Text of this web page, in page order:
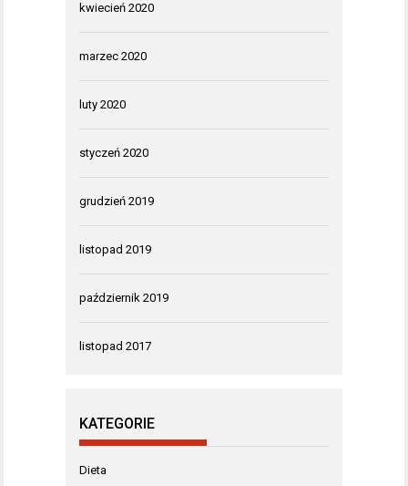
kwiecień 2020
marzec 2020
luty 2020
styczeń 2020
grudzień 2019
listopad 2019
październik 2019
listopad 2017
KATEGORIE
Dieta